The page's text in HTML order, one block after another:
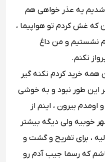
شدیم یه عذر خواهی هم
که غش کردم تو هواپیما ،
نشستیم و من داغ
نکنم.
خرید کردم نکنه گیر
این طور نبود و به خوشی
بیرون ، اینم از
خوبیه ولی دیگه بیشتر
، برای تفریح و گشت و
که رسما جیب آدم رو